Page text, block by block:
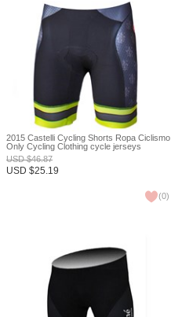
2015 Castelli Cycling Shorts Ropa Ciclismo
Only Cycling Clothing cycle jerseys
Ciclismo bicicletas maillot ciclismo XXS
USD$46.87
USD $25.19
(0)